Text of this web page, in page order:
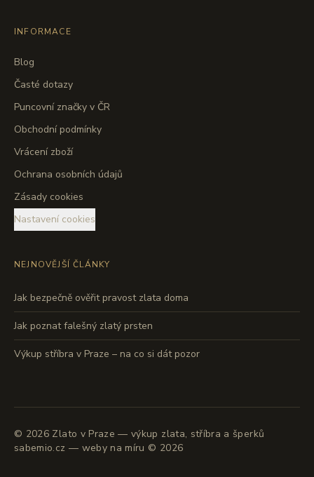
INFORMACE
Blog
Časté dotazy
Puncovní značky v ČR
Obchodní podmínky
Vrácení zboží
Ochrana osobních údajů
Zásady cookies
Nastavení cookies
NEJNOVĚJŠÍ ČLÁNKY
Jak bezpečně ověřit pravost zlata doma
Jak poznat falešný zlatý prsten
Výkup stříbra v Praze – na co si dát pozor
© 2026 Zlato v Praze — výkup zlata, stříbra a šperků
sabemio.cz — weby na míru © 2026